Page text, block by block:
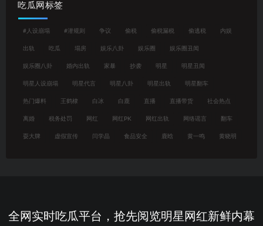
吃瓜网标签
#人设崩塌 #潜规则 争议 偷税 偷税漏税 偷逃税 内娱
出轨 吃瓜 塌房 娱乐八卦 娱乐圈 娱乐圈丑闻
娱乐圈八卦 婚内出轨 家暴 抄袭 明星 明星丑闻
明星人设崩塌 明星代言 明星八卦 明星出轨 明星翻车
热门爆料 王鹤棣 白冰 白鹿 直播 直播带货 社会热点
离婚 税务处罚 网红 网红PK 网红出轨 网络谣言 翻车
耍大牌 虚假宣传 闫学晶 食品安全 鹿晗 黄一鸣 黄晓明
全网实时吃瓜平台，抢先阅览明星网红新鲜内幕